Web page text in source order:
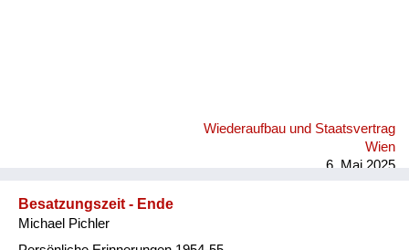
Wiederaufbau und Staatsvertrag
Wien
6. Mai 2025
Besatzungszeit - Ende
Michael Pichler